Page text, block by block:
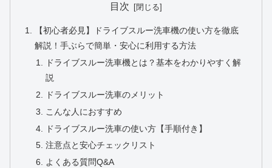
目次
【初心者必見】ドライブスルー洗車機の使い方を徹底
解説！手ぶらで簡単・安心に利用する方法
ドライブスルー洗車機とは？基本をわかりやすく解
説
ドライブスルー洗車のメリット
こんな人におすすめ
ドライブスルー洗車の使い方【手順付き】
注意点と安心チェックリスト
よくある質問Q&A